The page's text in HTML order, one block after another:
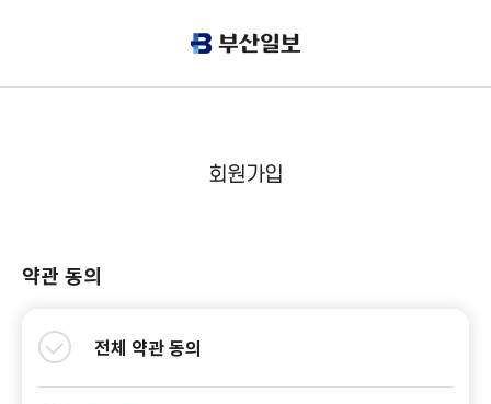
회원가입
약관 동의
전체 약관 동의